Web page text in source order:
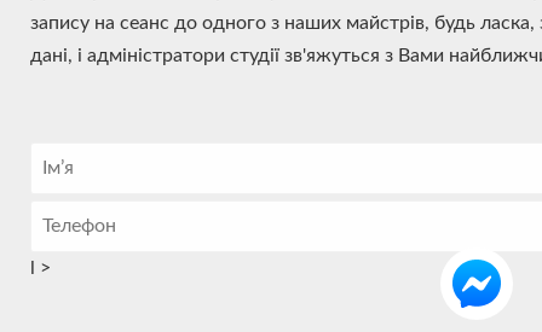
запису на сеанс до одного з наших майстрів, будь ласка,
дані, і адміністратори студії зв'яжуться з Вами
>